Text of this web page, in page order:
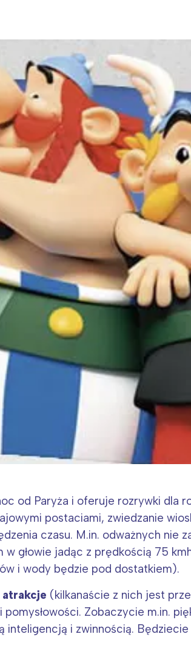
i jej płatki Pszczoła
od Paryża i oferuje rozrywki dla
postaciami, zwiedzanie
czasu. M.in. odważnych nie
w głowie jadąc z prędkością 75
i wody będzie pod dostatkiem).
(kilkanaście z nich jest
pomysłowości. Zobaczycie m.in.
inteligencją i zwinnością.